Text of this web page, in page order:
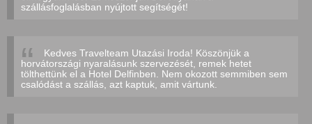
szállásfoglalásban nyújtott segítségét!
Kedves Travelteam Utazási Iroda! Köszönjük a
horvátországi nyaralásunk szervezését, remek hetet
tölthettünk el a Hotel Delfinben. Nem okozott semmiben sem
csalódást a szállás, azt kaptuk, amit vártunk.